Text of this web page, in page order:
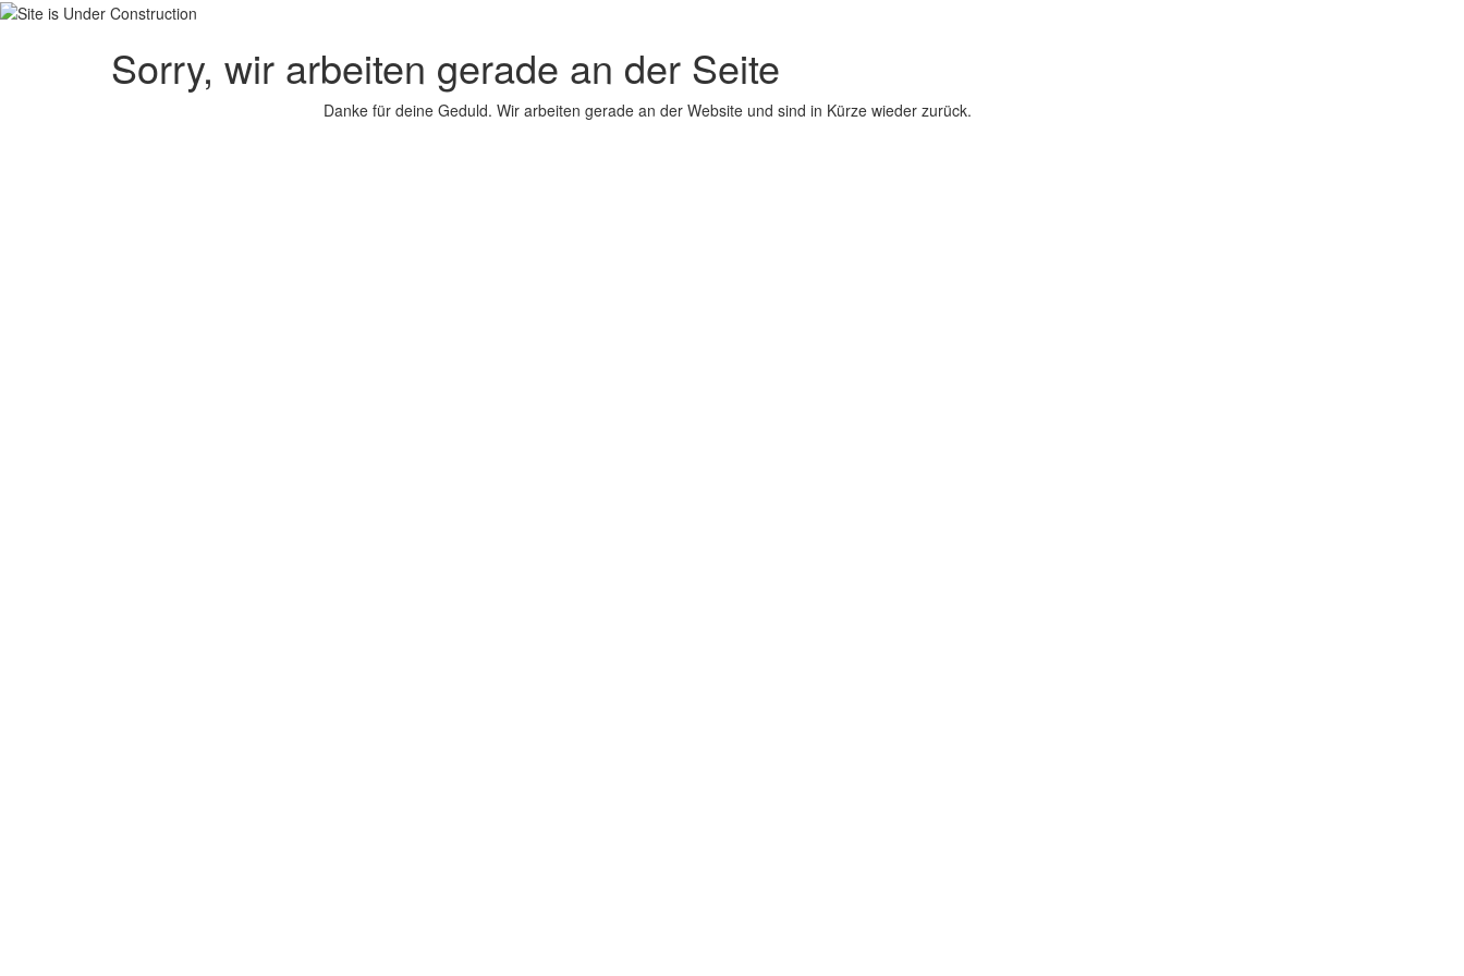
Sorry, wir arbeiten gerade an der Seite
Danke für deine Geduld. Wir arbeiten gerade an der Website und sind in Kürze wieder zurück.